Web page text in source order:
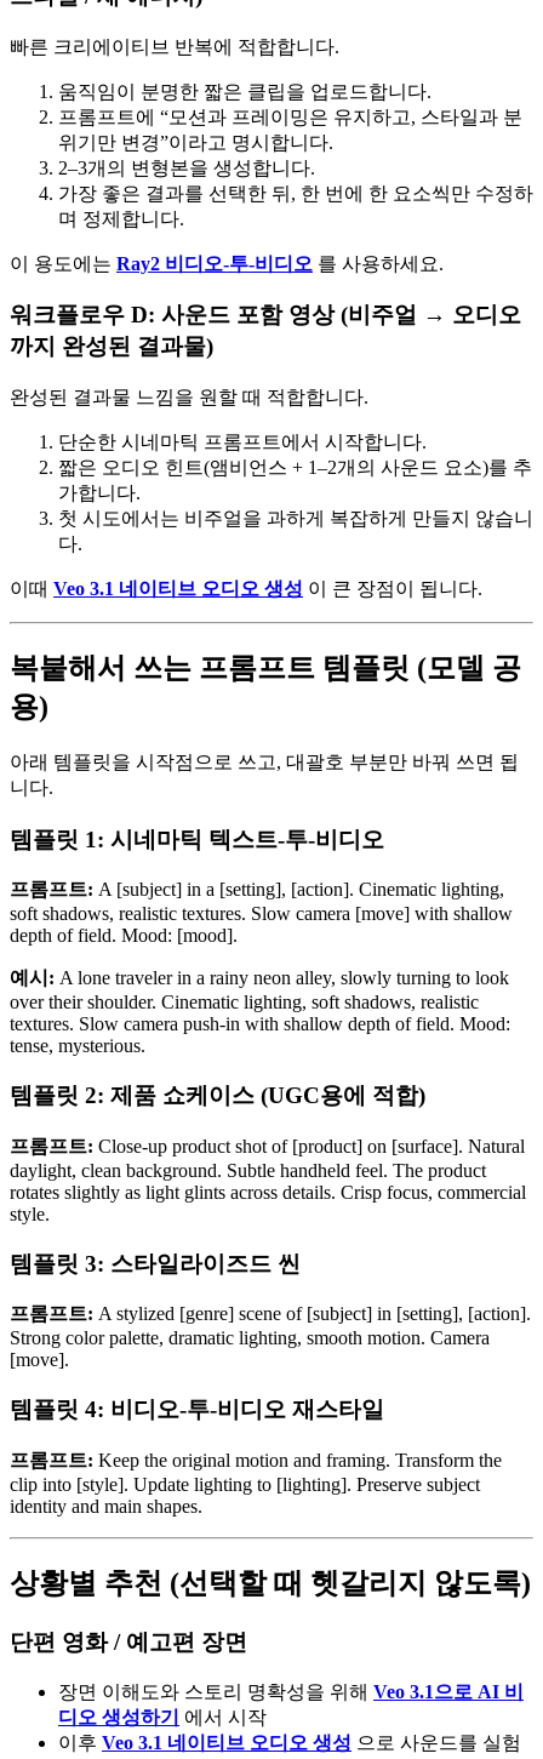
빠른 크리에이티브 반복에 적합합니다.
움직임이 분명한 짧은 클립을 업로드합니다.
프롬프트에 “모션과 프레이밍은 유지하고, 스타일과 분
위기만 변경”이라고 명시합니다.
2–3개의 변형본을 생성합니다.
가장 좋은 결과를 선택한 뒤, 한 번에 한 요소씩만 수정하
며 정제합니다.
이 용도에는 Ray2 비디오-투-비디오 를 사용하세요.
워크플로우 D: 사운드 포함 영상 (비주얼 → 오디오
까지 완성된 결과물)
완성된 결과물 느낌을 원할 때 적합합니다.
단순한 시네마틱 프롬프트에서 시작합니다.
짧은 오디오 힌트(앰비언스 + 1–2개의 사운드 요소)를 추
가합니다.
첫 시도에서는 비주얼을 과하게 복잡하게 만들지 않습니
다.
이때 Veo 3.1 네이티브 오디오 생성 이 큰 장점이 됩니다.
복붙해서 쓰는 프롬프트 템플릿 (모델 공
용)
아래 템플릿을 시작점으로 쓰고, 대괄호 부분만 바꿔 쓰면 됩
니다.
템플릿 1: 시네마틱 텍스트-투-비디오
프롬프트: A [subject] in a [setting], [action]. Cinematic lighting,
soft shadows, realistic textures. Slow camera [move] with shallow
depth of field. Mood: [mood].
예시: A lone traveler in a rainy neon alley, slowly turning to look
over their shoulder. Cinematic lighting, soft shadows, realistic
textures. Slow camera push-in with shallow depth of field. Mood:
tense, mysterious.
템플릿 2: 제품 쇼케이스 (UGC용에 적합)
프롬프트: Close-up product shot of [product] on [surface]. Natural
daylight, clean background. Subtle handheld feel. The product
rotates slightly as light glints across details. Crisp focus, commercial
style.
템플릿 3: 스타일라이즈드 씬
프롬프트: A stylized [genre] scene of [subject] in [setting], [action].
Strong color palette, dramatic lighting, smooth motion. Camera
[move].
템플릿 4: 비디오-투-비디오 재스타일
프롬프트: Keep the original motion and framing. Transform the
clip into [style]. Update lighting to [lighting]. Preserve subject
identity and main shapes.
상황별 추천 (선택할 때 헷갈리지 않도록)
단편 영화 / 예고편 장면
장면 이해도와 스토리 명확성을 위해 Veo 3.1으로 AI 비
디오 생성하기
에서 시작
이후 Veo 3.1 네이티브 오디오 생성 으로 사운드를 실험